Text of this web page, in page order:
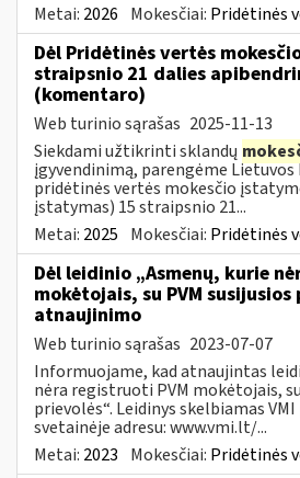
Metai: 2026 Mokesčiai: Pridėtinės
Dėl Pridėtinės vertės
straipsnio 21 dalies
(komentaro)
Web turinio sąrašas 2025-11-13
Siekdami užtikrinti sklandų
įgyvendinimą, parengėme Lietuvos
pridėtinės vertės mokesčio
įstatymas) 15 straipsnio 21...
Metai: 2025 Mokesčiai: Pridėtinės
Dėl leidinio „Asmenų, kurie
mokėtojais, su PVM susijusios
atnaujinimo
Web turinio sąrašas 2023-07-07
Informuojame, kad atnaujintas
nėra registruoti PVM mokėtojais,
prievolės“. Leidinys skelbiamas
svetainėje adresu: www.vmi.lt/...
Metai: 2023 Mokesčiai: Pridėtinės